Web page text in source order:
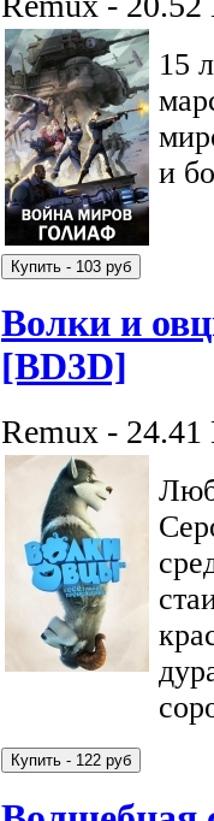
15
и
Волки и
[BD3D]
Remux - 24.41